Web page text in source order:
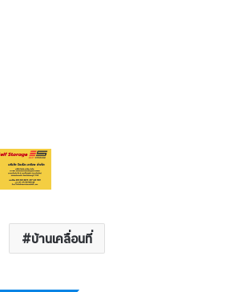
บ้านเคลื่อนที่